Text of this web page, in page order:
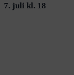
7. juli kl. 18